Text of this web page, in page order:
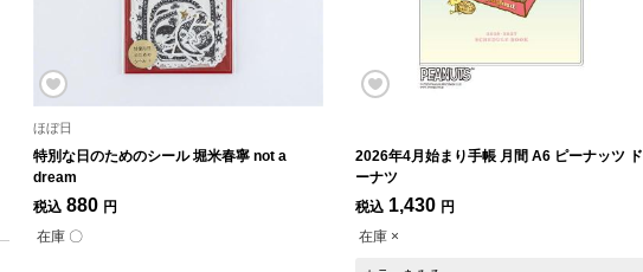
ほぼ日
特別な日のためのシール 堀米春寧 not a
dream
税込 880 円
在庫 〇
2026年4月始まり手帳 月間 A6 ピーナッツ ド
ーナツ
税込 1,430 円
在庫 ×